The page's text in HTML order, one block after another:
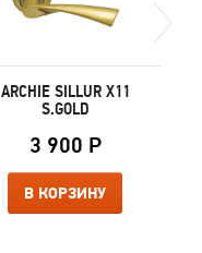
ARCHIE SILLUR X11
S.GOLD
3 900 Р
В КОРЗИНУ